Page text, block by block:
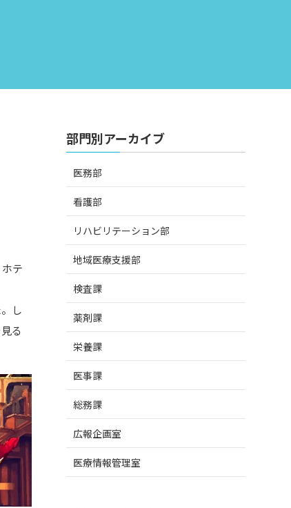
テ
し
る
部門別アーカイブ
医務部
看護部
リハビリテーション部
地域医療支援部
検査課
薬剤課
栄養課
医事課
総務課
広報企画室
医療情報管理室